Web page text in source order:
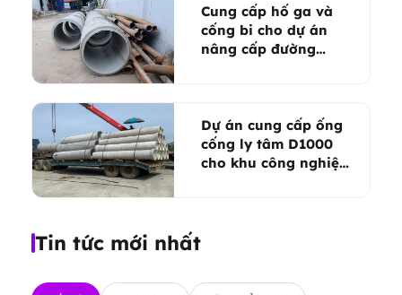
Cung cấp hố ga và
cống bi cho dự án
nâng cấp đường
Dự án cung cấp ống
cống ly tâm D1000
cho khu công nghiệp
Tin tức mới nhất